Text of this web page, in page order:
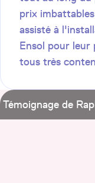
prix
assisté à
Ensol pour leur
tous très
Témoignage de